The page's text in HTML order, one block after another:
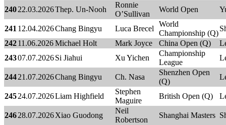
24022.03.2026Thep. Un-Nooh
Ronnie
O’Sullivan
World Open
241 12.04.2026Chang Bingyu Luca Brecel
World
Championship (Q)
24211.06.2026Michael Holt Mark Joyce China Open (Q)
24307.07.2026Si Jiahui Xu Yichen
Championship
League
24421.07.2026Chang Bingyu Ch. Nasa
Shenzhen Open
(Q)
24524.07.2026Liam Highfield
Stephen
Maguire
British Open (Q)
24628.07.2026Xiao Guodong
Neil
Robertson
Shanghai Masters